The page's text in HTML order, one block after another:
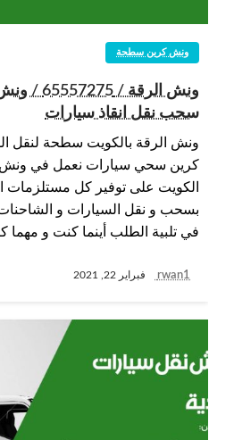
ونش كرين سطحة
ونش الرقة
سحب نقل انقاذ سيارات
ونش الرقة بالكويت سطحة لنقل
كرين سحي سيارات نعمل في ونش
الكويت على توفير كل مستلزمات
بسحب و نقل السيارات و
في تلبية الطلب أينما كنت و مهما
rwan1 فبراير 22, 2021